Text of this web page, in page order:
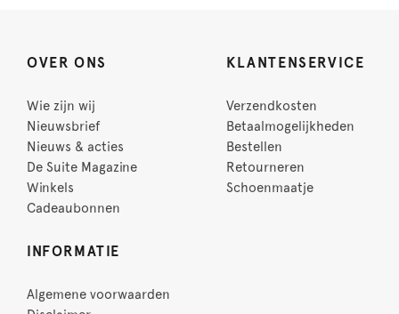
OVER ONS
Wie zijn wij
Nieuwsbrief
Nieuws & acties
De Suite Magazine
Winkels
Cadeaubonnen
KLANTENSERVICE
Verzendkosten
Betaalmogelijkheden
Bestellen
Retourneren
Schoenmaatje
INFORMATIE
Algemene voorwaarden